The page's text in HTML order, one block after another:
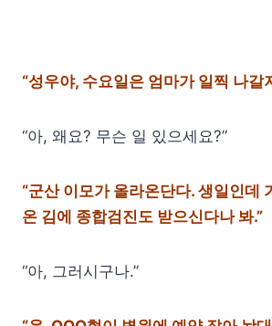
“성우야, 수요일은 엄마가 일찍 나갈
“아, 왜요? 무슨 일 있으세요?”
“군산 이모가 올라온단다. 생일인데
온 김에 종합검진도 받으신다나 봐.”
“아, 그러시구나.”